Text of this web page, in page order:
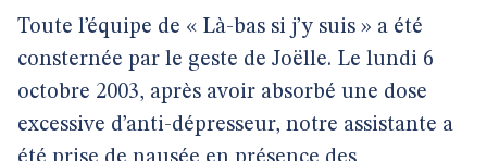
Toute l’équipe de « Là-bas si j’y suis » a été
consternée par le geste de Joëlle. Le lundi 6
octobre 2003, après avoir absorbé une dose
excessive d’anti-dépresseur, notre assistante a